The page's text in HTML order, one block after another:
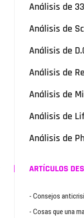
Análisis de
Análisis de
Análisis de
Análisis de
Análisis de
Análisis de
Análisis de
ARTÍCULOS
- Consejos
- Cosas que una